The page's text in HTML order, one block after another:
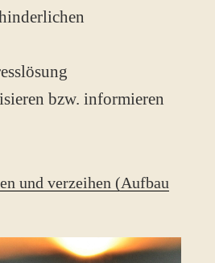
bzw. informieren
und verzeihen (Aufbau